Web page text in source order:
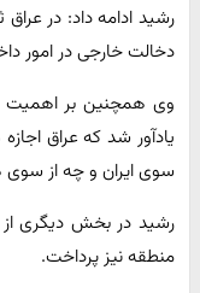
رشید ادامه داد: در
دخالت خارجی در امور
وی همچنین بر اهمیت
یادآور شد که عراق
سوی ایران و چه از سوی
رشید در بخش دیگری
منطقه نیز پرداخت.